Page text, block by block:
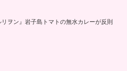
ヲン』岩子島トマトの無水カレーが反則